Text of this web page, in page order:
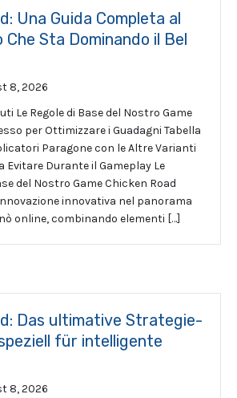
Una Guida Completa al
Che Sta Dominando il Bel
8, 2026
Le Regole di Base del Nostro Game
per Ottimizzare i Guadagni Tabella
Paragone con le Altre Varianti
Evitare Durante il Gameplay Le
del Nostro Game Chicken Road
innovativa nel panorama
online, combinando elementi […]
Das ultimative Strategie-
für intelligente
8, 2026